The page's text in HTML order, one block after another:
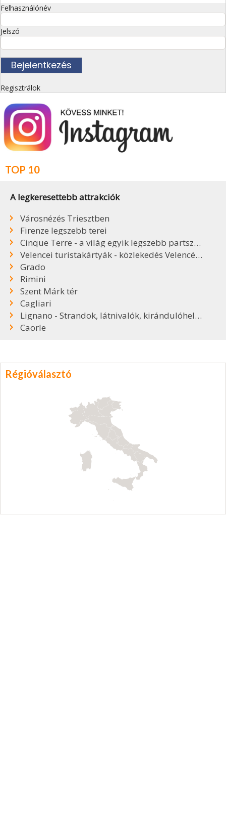
Felhasználónév
Jelszó
Regisztrálok
TOP 10
A legkeresettebb attrakciók
Városnézés Triesztben
Firenze legszebb terei
Cinque Terre - a világ egyik legszebb partszakasza
Velencei turistakártyák - közlekedés Velencében
Grado
Rimini
Szent Márk tér
Cagliari
Lignano - Strandok, látnivalók, kirándulóhelyek
Caorle
Régióválasztó